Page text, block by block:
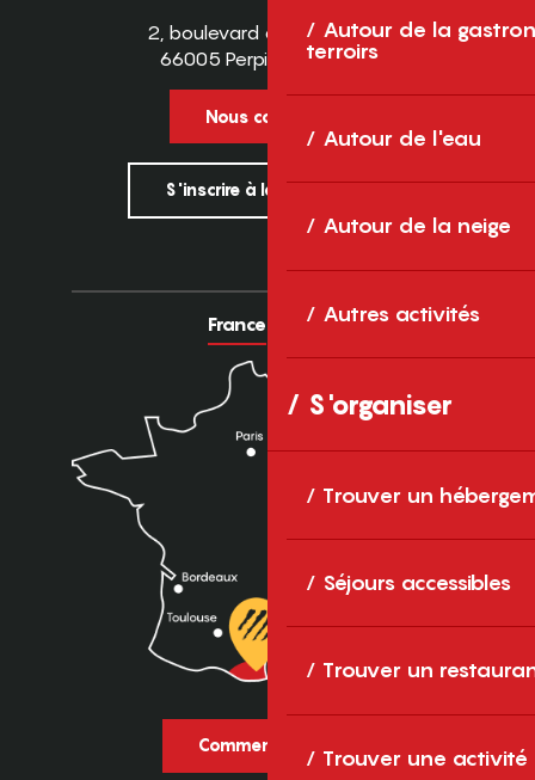
Autour de la
terroirs
Autour de l'eau
Autour de la neige
Autres activités
S'organiser
Trouver un
Séjours accessibles
Trouver un
Trouver une activité
2, boulevard des Pyrénées
66005 Perpignan Cedex
Nous contacter
S'inscrire à la newsletter
France Europe
Comment venir ?